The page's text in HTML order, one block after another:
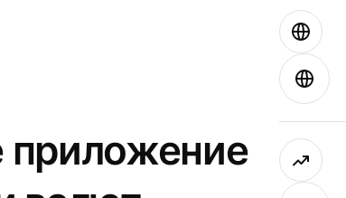
приложение